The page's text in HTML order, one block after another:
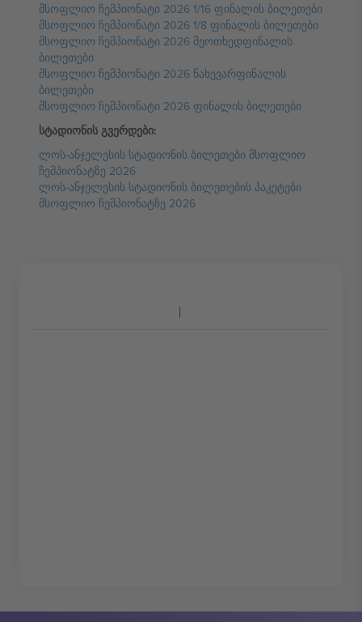
მსოფლიო ჩემპიონატი 2026 1/16 ფინალის ბილეთები
მსოფლიო ჩემპიონატი 2026 1/8 ფინალის ბილეთები
მსოფლიო ჩემპიონატი 2026 მეოთხედფინალის
ბილეთები
მსოფლიო ჩემპიონატი 2026 ნახევარფინალის
ბილეთები
მსოფლიო ჩემპიონატი 2026 ფინალის ბილეთები
სტადიონის გვერდები:
ლოს-ანჯელესის სტადიონის ბილეთები მსოფლიო
ჩემპიონატზე 2026
ლოს-ანჯელესის სტადიონის ბილეთების პაკეტები
მსოფლიო ჩემპიონატზე 2026